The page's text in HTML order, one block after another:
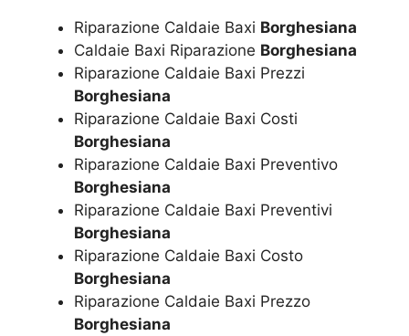
Riparazione Caldaie Baxi Borghesiana
Caldaie Baxi Riparazione Borghesiana
Riparazione Caldaie Baxi Prezzi
Borghesiana
Riparazione Caldaie Baxi Costi
Borghesiana
Riparazione Caldaie Baxi Preventivo
Borghesiana
Riparazione Caldaie Baxi Preventivi
Borghesiana
Riparazione Caldaie Baxi Costo
Borghesiana
Riparazione Caldaie Baxi Prezzo
Borghesiana